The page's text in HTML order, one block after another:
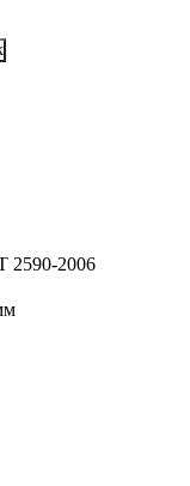
2590-2006